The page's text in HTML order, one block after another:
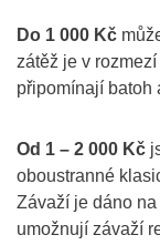
Do 1 000 Kč
zátěž je v
připomínají batoh
Od 1 – 2 000 Kč
oboustranné
Závaží je dáno
umožnují závaží